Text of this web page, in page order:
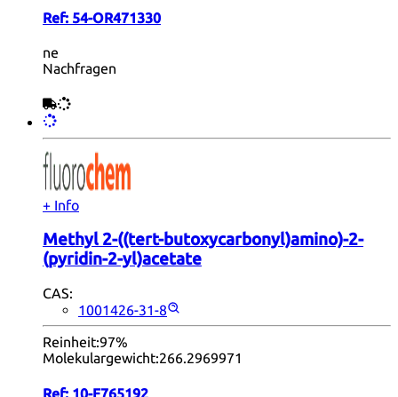
Ref: 54-OR471330
ne
Nachfragen
+ Info
Methyl 2-((tert-butoxycarbonyl)amino)-2-
(pyridin-2-yl)acetate
CAS:
1001426-31-8
Reinheit:97%
Molekulargewicht:266.2969971
Ref: 10-F765192